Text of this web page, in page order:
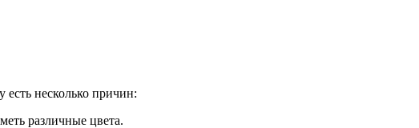
несколько причин:
различные цвета.